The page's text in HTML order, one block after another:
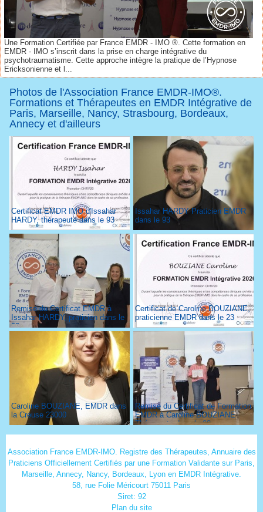
Une Formation Certifiée par France EMDR - IMO ®. Cette formation en
EMDR - IMO s’inscrit dans la prise en charge intégrative du
psychotraumatisme. Cette approche intègre la pratique de l’Hypnose
Ericksonienne et l...
Photos de l'Association France EMDR-IMO®.
Formations et Thérapeutes en EMDR Intégrative de
Paris, Marseille, Nancy, Strasbourg, Bordeaux,
Annecy et d'ailleurs
Certificat EMDR IMO d'Issahar
HARDY, thérapeute dans le 93
Issahar HARDY Praticien EMDR
dans le 93
Remise du Certificat EMDR à
Issahar HARDY, praticien dans le
93
Certificat de Caroline BOUZIANE,
praticienne EMDR dans le 23
Caroline BOUZIANE, EMDR dans
la Creuse 23000
Remise du Certificat de Formation
EMDR à Caroline BOUZIANE
Thérapeute dans le 23
Association France EMDR-IMO. Registre des Thérapeutes, Annuaire des
Praticiens Officiellement Certifiés par une Formation Validante sur Paris,
Marseille, Annecy, Nancy, Bordeaux, Lyon en EMDR Intégrative.
58, rue Folie Méricourt 75011 Paris
Siret: 92
Plan du site